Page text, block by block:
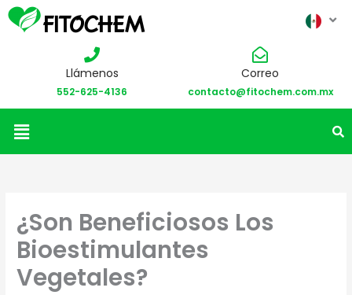
Llámenos
552-625-4136
Correo
contacto@fitochem.com.mx
Menú
¿Son Beneficiosos Los
Bioestimulantes
Vegetales?